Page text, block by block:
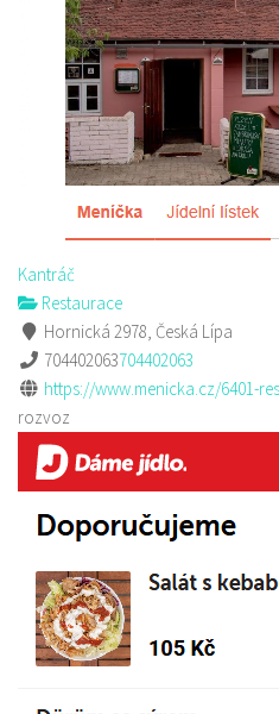
Kantráč
Restaurace
Hornická 2978, Česká Lípa
704402063704402063
https://www.menicka.cz/6401-
rozvoz